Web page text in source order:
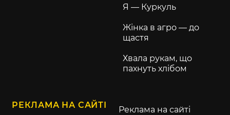
Я — Куркуль
Жінка в агро — до
щастя
Хвала рукам, що
пахнуть хлібом
РЕКЛАМА НА САЙТІ Реклама на сайті